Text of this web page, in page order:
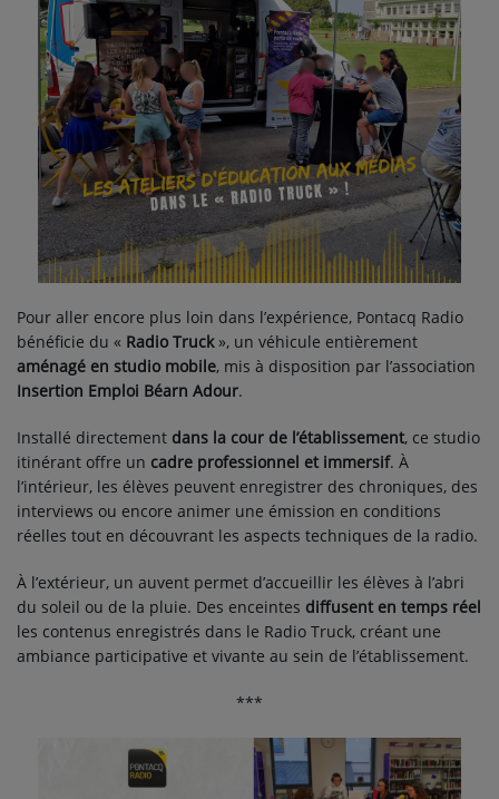
Pour aller encore plus loin dans l’expérience, Pontacq Radio
bénéficie du « Radio Truck», un véhicule entièrement
aménagé en studio mobile, mis à disposition par l’association
Insertion Emploi Béarn Adour.
Installé directement dans la cour de l’établissement, ce studio
itinérant offre un cadre professionnel et immersif. À
l’intérieur, les élèves peuvent enregistrer des chroniques, des
interviews ou encore animer une émission en conditions
réelles tout en découvrant les aspects techniques de la radio.
À l’extérieur, un auvent permet d’accueillir les élèves à l’abri
du soleil ou de la pluie. Des enceintes diffusent en temps réel
les contenus enregistrés dans le Radio Truck, créant une
ambiance participative et vivante au sein de l’établissement.
***